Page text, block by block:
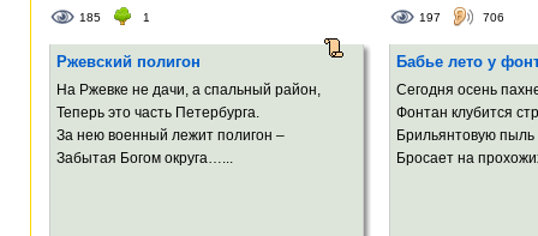
185 1 197 706
Ржевский полигон
На Ржевке не дачи, а спальный район,
Теперь это часть Петербурга.
За нею военный лежит полигон –
Забытая Богом округа…...
Бабье лето у
Сегодня осень
Фонтан клубится
Брильянтовую
Бросает на